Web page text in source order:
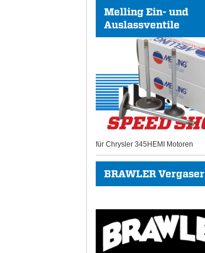
Melling Ein- und
Auslassventile
für Chrysler 345HEMI Motoren
BRAWLER Vergaser